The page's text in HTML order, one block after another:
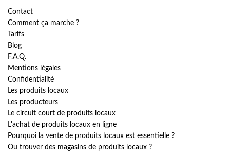
Contact
Comment ça marche ?
Tarifs
Blog
F.A.Q.
Mentions légales
Confidentialité
Les produits locaux
Les producteurs
Le circuit court de produits locaux
L'achat de produits locaux en ligne
Pourquoi la vente de produits locaux est essentielle ?
Ou trouver des magasins de produits locaux ?